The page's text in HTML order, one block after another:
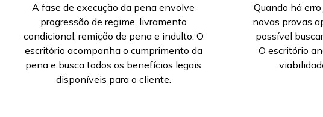
A fase de execução da pena envolve
progressão de regime, livramento
condicional, remição de pena e indulto. O
escritório acompanha o cumprimento da
pena e busca todos os benefícios legais
disponíveis para o cliente.
Quando há
novas provas
possível
O escritório